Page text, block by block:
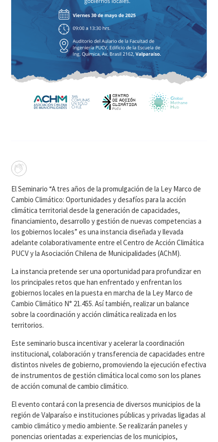
El Seminario “A tres años de la promulgación de la Ley Marco de
Cambio Climático: Oportunidades y desafíos para la acción
climática territorial desde la generación de capacidades,
financiamiento, desarrollo y gestión de nuevas competencias a
los gobiernos locales” es una instancia diseñada y llevada
adelante colaborativamente entre el Centro de Acción Climática
PUCV y la Asociación Chilena de Municipalidades (AChM).
La instancia pretende ser una oportunidad para profundizar en
los principales retos que han enfrentado y enfrentan los
gobiernos locales en la puesta en marcha de la Ley Marco de
Cambio Climático N° 21.455. Así también, realizar un balance
sobre la coordinación y acción climática realizada en los
territorios.
Este seminario busca incentivar y acelerar la coordinación
institucional, colaboración y transferencia de capacidades entre
distintos niveles de gobierno, promoviendo la ejecución efectiva
de instrumentos de gestión climática local como son los planes
de acción comunal de cambio climático.
El evento contará con la presencia de diversos municipios de la
región de Valparaíso e instituciones públicas y privadas ligadas al
cambio climático y medio ambiente. Se realizarán paneles y
ponencias orientadas a: experiencias de los municipios,